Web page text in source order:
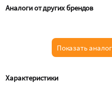
Аналоги от других брендов
Показать
Характеристики